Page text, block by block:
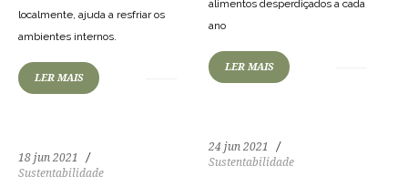
alimentos desperdiçados a cada
ano
LER MAIS
localmente, ajuda a resfriar os
ambientes internos.
LER MAIS
24 jun 2021
Sustentabilidade
18 jun 2021
Sustentabilidade